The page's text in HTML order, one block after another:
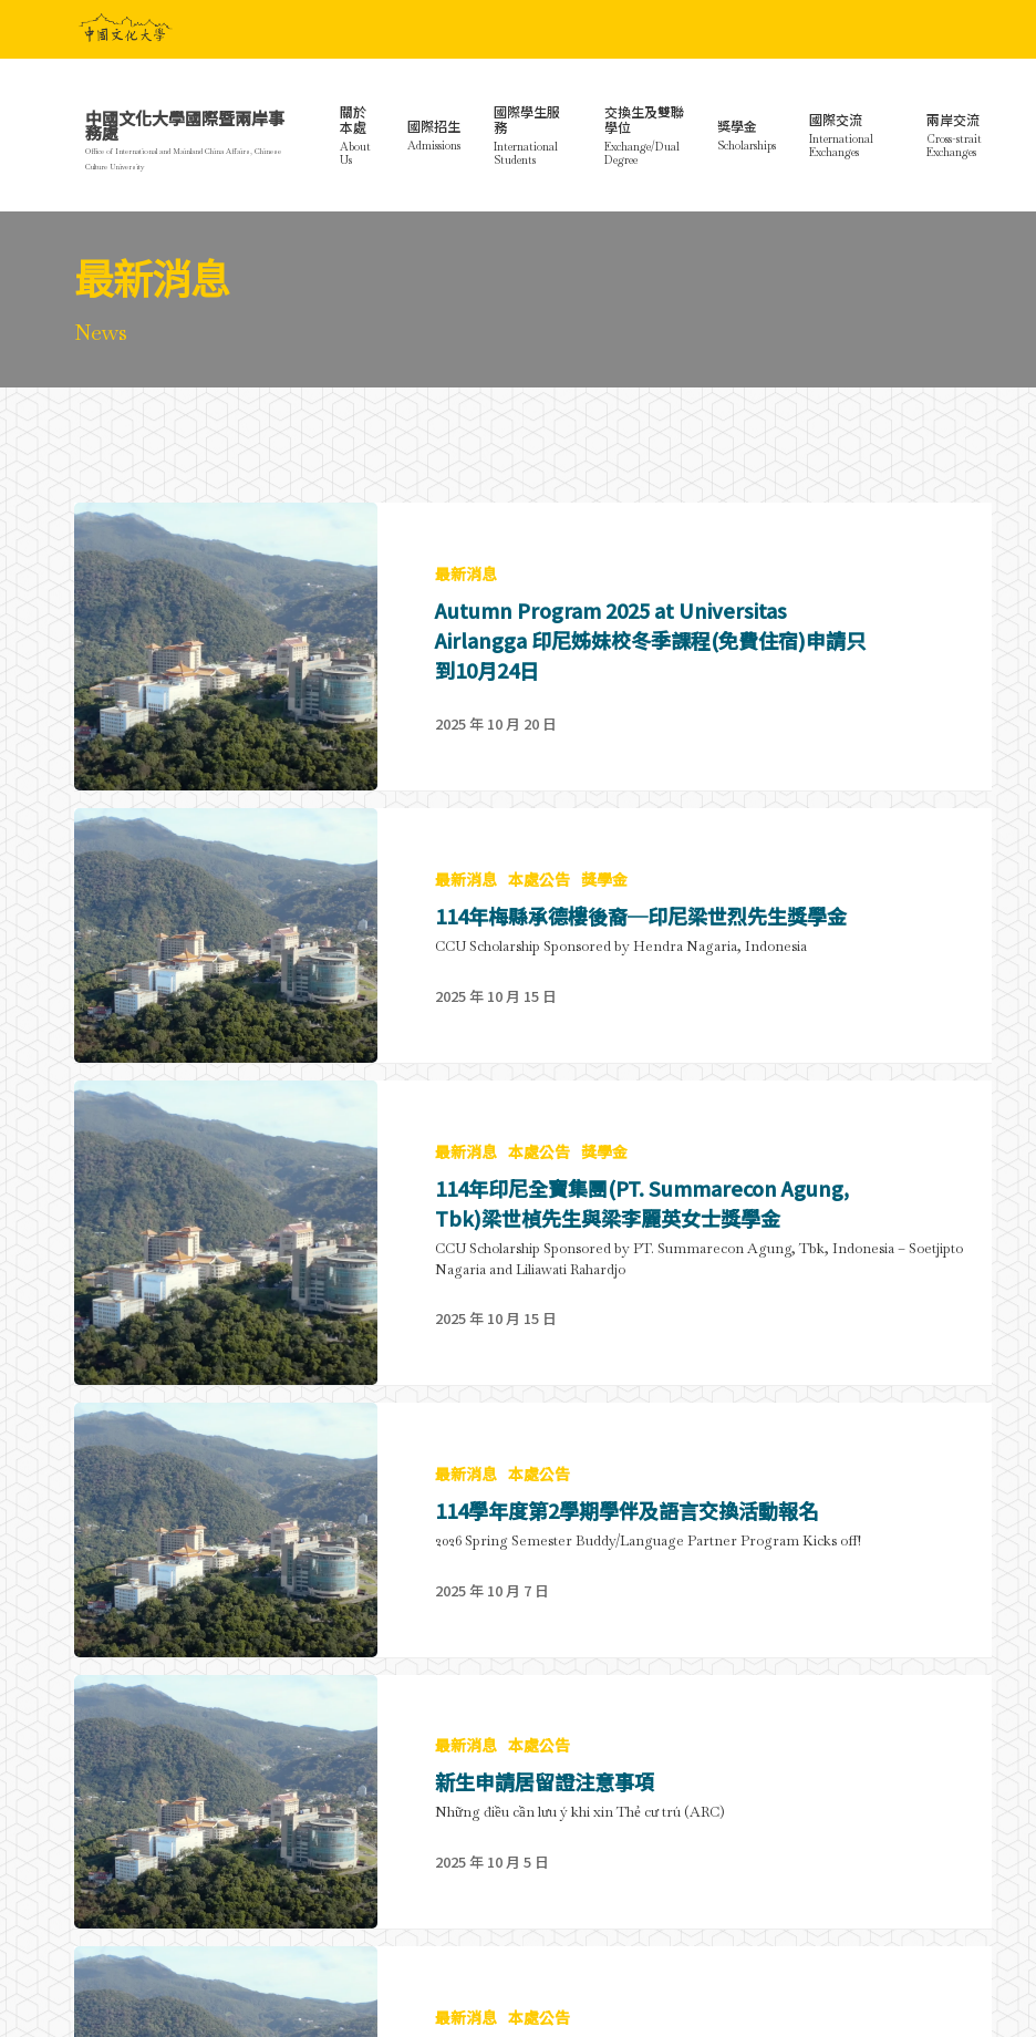
Hit enter to search or ESC to close
中國文化大學國際暨兩岸事
務處
Office of International and Mainland China Affairs, Chinese
Culture University
關於
本處
About
Us
國際招生
Admissions
國際學生服
務
International
Students
交換生及雙聯
學位
Exchange/Dual
Degree
獎學金
Scholarships
國際交流
International
Exchanges
兩岸交流
Cross-strait
Exchanges
最新消息
News
最新消息
Autumn Program 2025 at Universitas
Airlangga 印尼姊妹校冬季課程(免費住宿)申請只
到10月24日
2025 年 10 月 20 日
最新消息 本處公告 獎學金
114年梅縣承德樓後裔─印尼梁世烈先生獎學金
CCU Scholarship Sponsored by Hendra Nagaria, Indonesia
2025 年 10 月 15 日
最新消息 本處公告 獎學金
114年印尼全寶集團(PT. Summarecon Agung,
Tbk)梁世楨先生與梁李麗英女士獎學金
CCU Scholarship Sponsored by PT. Summarecon Agung, Tbk, Indonesia – Soetjipto
Nagaria and Liliawati Rahardjo
2025 年 10 月 15 日
最新消息 本處公告
114學年度第2學期學伴及語言交換活動報名
2026 Spring Semester Buddy/Language Partner Program Kicks off!
2025 年 10 月 7 日
最新消息 本處公告
新生申請居留證注意事項
Những điều cần lưu ý khi xin Thẻ cư trú (ARC)
2025 年 10 月 5 日
最新消息 本處公告